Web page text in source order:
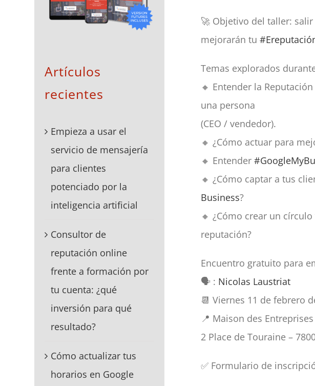
🚀 Objetivo del taller:
mejorarán tu
Temas explorados
🔸 Entender la
una persona
(CEO / vendedor).
🔸 ¿Cómo actuar para
🔸 Entender
🔸 ¿Cómo captar a tus
Business?
🔸 ¿Cómo crear un
reputación?
Encuentro gratuito para
🗣️ : Nicolas Laustriat
📆 Viernes 11 de febrero
📍 Maison des
2 Place de Touraine –
✅ Formulario de
Artículos
recientes
Empieza a usar el
servicio de mensajería
para clientes
potenciado por la
inteligencia artificial
Consultor de
reputación online
frente a formación por
tu cuenta: ¿qué
inversión para qué
resultado?
Cómo actualizar tus
horarios en Google